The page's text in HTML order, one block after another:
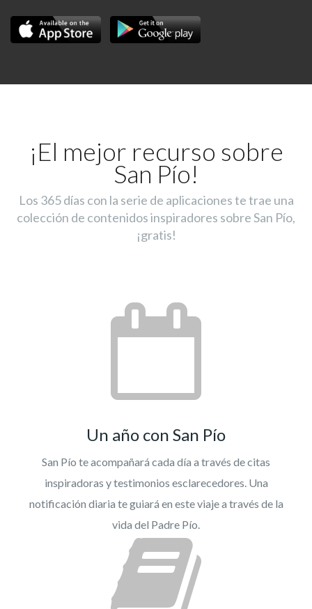
¡El mejor recurso sobre
San Pío!
Los 365 días con la serie de aplicaciones te trae una
colección de contenidos inspiradores sobre San Pío,
¡gratis!
Un año con San Pío
San Pío te acompañará cada día a través de citas
inspiradoras y testimonios esclarecedores. Una
notificación diaria te guiará en este viaje a través de la
vida del Padre Pío.